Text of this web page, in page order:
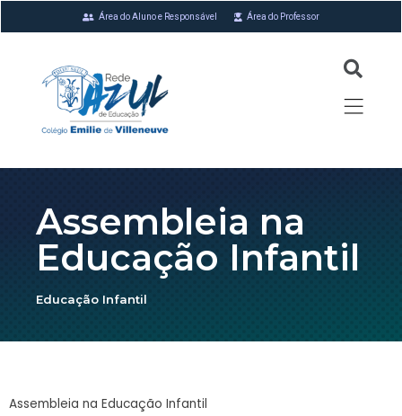
Área do Aluno e Responsável Área do Professor
Assembleia na
Educação Infantil
Educação Infantil
Assembleia na Educação Infantil